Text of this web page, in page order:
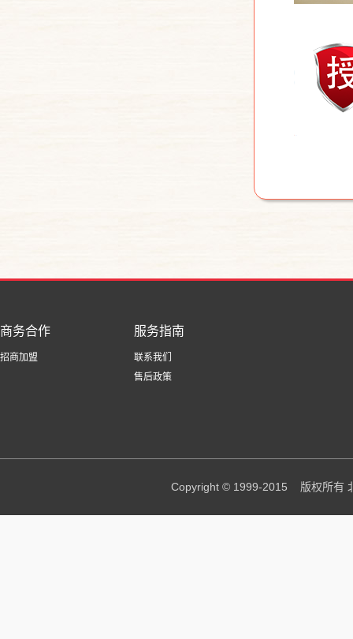
商务合作
招商加盟
服务指南
联系我们
售后政策
Copyright © 1999-2015 版权所有